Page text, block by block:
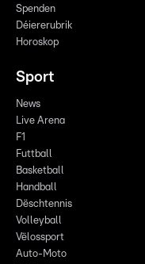
Spenden
Déiererubrik
Horoskop
Sport
News
Live Arena
F1
Futtball
Basketball
Handball
Dëschtennis
Volleyball
Vëlossport
Auto-Moto